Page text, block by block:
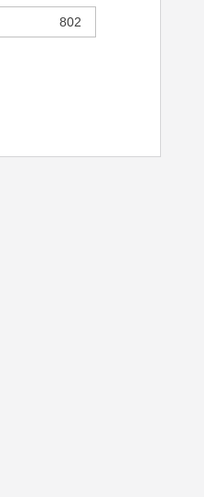
802